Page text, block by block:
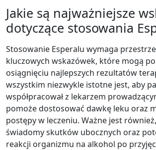
Jakie są najważniejsze
dotyczące stosowania
Stosowanie Esperalu wymaga
kluczowych wskazówek, które mogą
osiągnięciu najlepszych rezultatów
wszystkim niezwykle istotne jest, aby
współpracował z lekarzem
pomoże dostosować dawkę leku oraz
postępy w leczeniu. Ważne jest
świadomy skutków ubocznych oraz
reakcji organizmu na alkohol po